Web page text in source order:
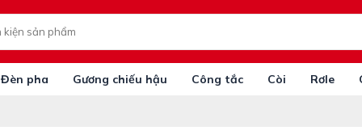
Đèn pha Gương chiếu hậu Công tắc Còi Rơle